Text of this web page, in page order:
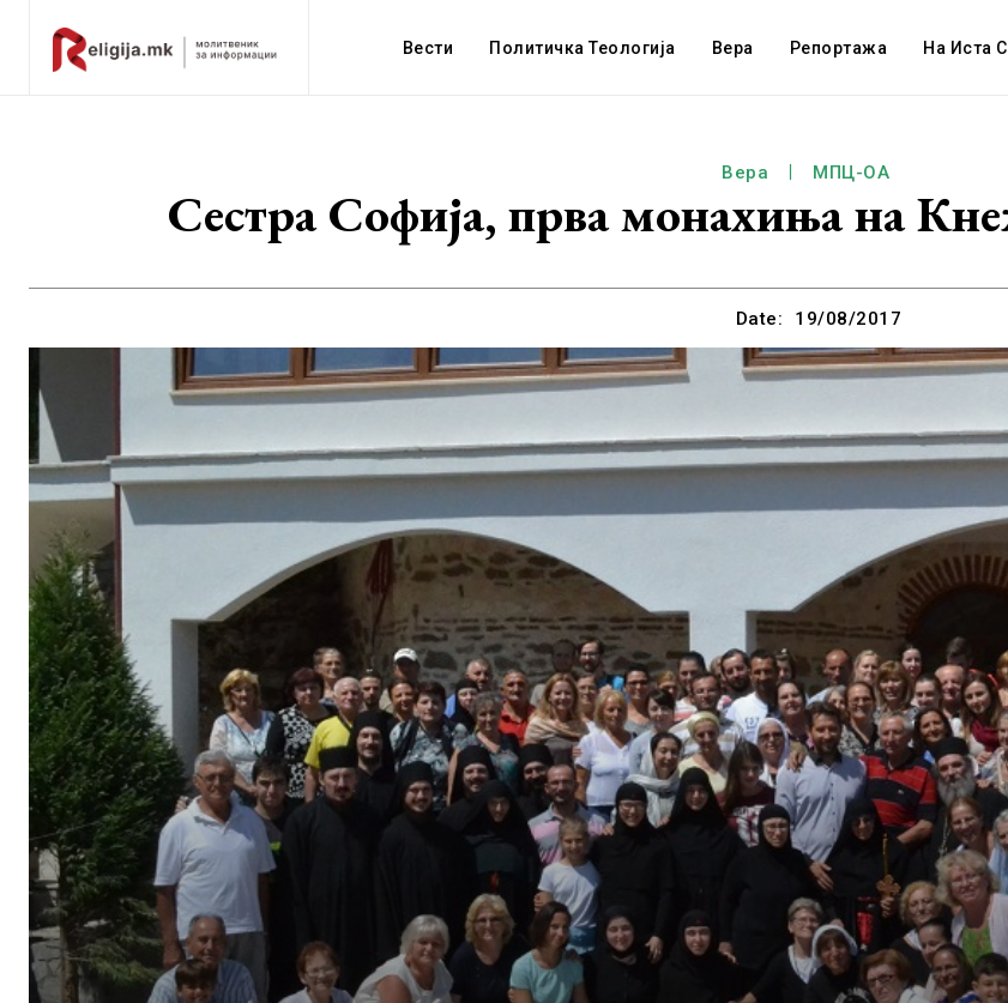
Вести Политичка Теологија Вера Репортажа На Иста
Вера МПЦ-ОА
Сестра Софија, прва монахиња на
Date: 19/08/2017